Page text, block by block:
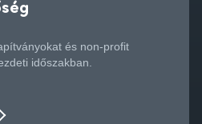
és non-profit
időszakban.